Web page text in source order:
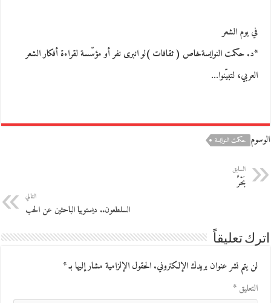
في يوم الشعر
*د. حكمت النوايسةخاص ( ثقافات )لو انبرى نفر أو مؤسّسة لقراءة أفكار الشعر
العربي، لتبيّنوا…
الوسوم حكمت النوايسة
السابق
بَحْرٌ
التالي
السلطعون.. ديستوبيا الباحثين عن الحب
اترك تعليقاً
لن يتم نشر عنوان بريدك الإلكتروني.الحقول الإلزامية مشار إليها بـ*
التعليق*